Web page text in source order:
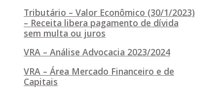
Tributário – Valor Econômico (30/1/2023)
– Receita libera pagamento de dívida
sem multa ou juros
VRA – Análise Advocacia 2023/2024
VRA – Área Mercado Financeiro e de
Capitais